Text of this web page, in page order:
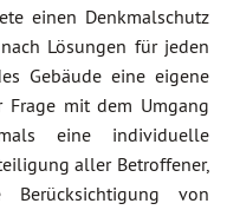
einen Denkmalschutz
Lösungen für jeden
Gebäude eine eigene
Frage mit dem Umgang
eine individuelle
aller Betroffener,
von